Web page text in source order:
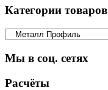
Категории товаров
Мы в соц. сетях
Facebook
Twitter
Google
Instagram
Расчёты